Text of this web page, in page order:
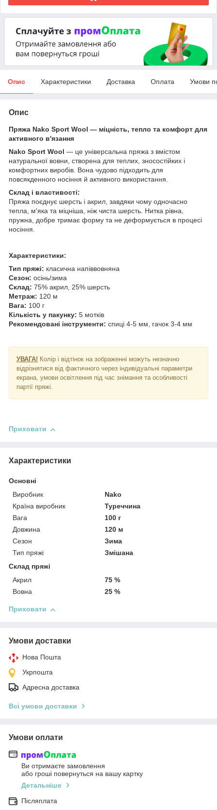
Опис Характеристики Доставка Оплата Умови
Опис
Пряжа Nako Sport Wool — міцність, тепло та комфорт для
активного в'язання
Nako Sport Wool — це універсальна пряжа з вмістом
натуральної вовни, створена для теплих, зносостійких і
комфортних виробів. Вона чудово підходить для
повсякденного носіння й активного використання.
Склад і властивості:
Пряжа поєднує шерсть і акрил, завдяки чому одночасно
тепла, м'яка та міцніша, ніж чиста шерсть. Нитка рівна,
пружна, добре тримає форму та не деформується в процесі
носіння.
Характеристики:
Тип пряжі: класична напіввовняна
Сезон: осінь/зима
Склад: 75% акрил, 25% шерсть
Метраж: 120 м
Вага: 100 г
Кількість у пакунку: 5 мотків
Рекомендовані інструменти: спиці 4-5 мм, гачок 3-4 мм
УВАГА! Колір і відтінок на зображенні можуть незначно
відрізнятися від фактичного через індивідуальні параметри
екрана, умови освітлення під час знімання та особливості
партії пряжі.
Приховати
Характеристики
Основні
Виробник
Nako
Країна виробник
Туреччина
Вага
100 г
Довжина
120 м
Сезон
Зима
Тип пряжі
Змішана
Склад пряжі
Акрил
75 %
Вовна
25 %
Приховати
Умови доставки
Нова Пошта
Укрпошта
Адресна доставка
Всі умови доставки
Умови оплати
Ви отримаєте замовлення
або гроші повернуться на вашу картку
Детальніше
Післяплата